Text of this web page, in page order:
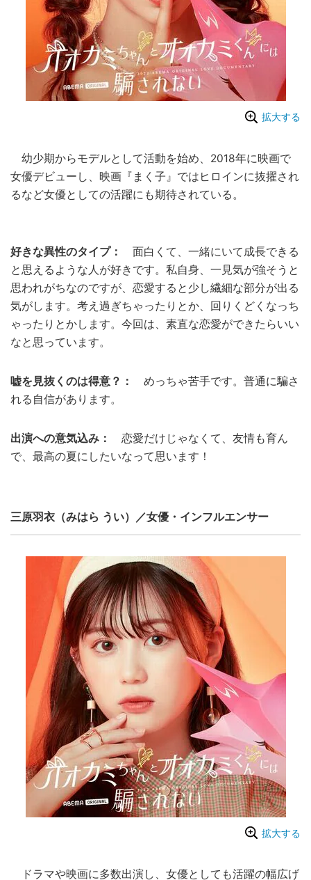
拡大する
幼少期からモデルとして活動を始め、2018年に映画で
女優デビューし、映画『まく子』ではヒロインに抜擢され
るなど女優としての活躍にも期待されている。
好きな異性のタイプ：
面白くて、一緒にいて成長できる
と思えるような人が好きです。私自身、一見気が強そうと
思われがちなのですが、恋愛すると少し繊細な部分が出る
気がします。考え過ぎちゃったりとか、回りくどくなっち
ゃったりとかします。今回は、素直な恋愛ができたらいい
なと思っています。
嘘を見抜くのは得意？：
めっちゃ苦手です。普通に騙さ
れる自信があります。
出演への意気込み：
恋愛だけじゃなくて、友情も育ん
で、最高の夏にしたいなって思います！
三原羽衣（みはら うい）／女優・インフルエンサー
拡大する
ドラマや映画に多数出演し、女優としても活躍の幅広げ